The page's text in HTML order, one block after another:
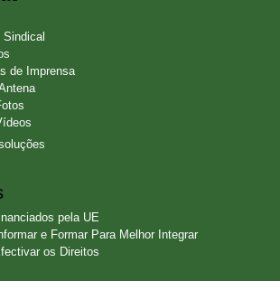
de Imprensa
pela UE
e Formar Para Melhor Integrar
os Direitos